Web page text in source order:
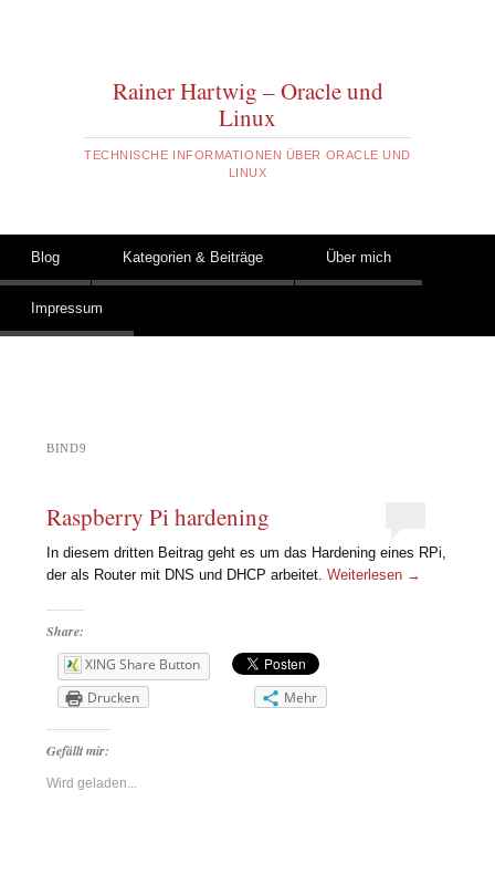
Rainer Hartwig – Oracle und
Linux
TECHNISCHE INFORMATIONEN ÜBER ORACLE UND
LINUX
Hauptmenü
Zum Inhalt springen
Blog Kategorien & Beiträge Über mich
Impressum
BIND9
Raspberry Pi hardening
In diesem dritten Beitrag geht es um das Hardening eines RPi,
der als Router mit DNS und DHCP arbeitet.Weiterlesen →
Share:
XING Share Button
Drucken
Mehr
Gefällt mir:
Wird geladen...